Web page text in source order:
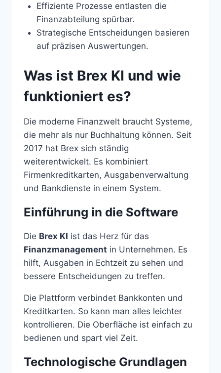
Effiziente Prozesse entlasten die
Finanzabteilung spürbar.
Strategische Entscheidungen basieren
auf präzisen Auswertungen.
Was ist Brex KI und wie
funktioniert es?
Die moderne Finanzwelt braucht Systeme,
die mehr als nur Buchhaltung können. Seit
2017 hat Brex sich ständig
weiterentwickelt. Es kombiniert
Firmenkreditkarten, Ausgabenverwaltung
und Bankdienste in einem System.
Einführung in die Software
Die Brex KI ist das Herz für das
Finanzmanagement in Unternehmen. Es
hilft, Ausgaben in Echtzeit zu sehen und
bessere Entscheidungen zu treffen.
Die Plattform verbindet Bankkonten und
Kreditkarten. So kann man alles leichter
kontrollieren. Die Oberfläche ist einfach zu
bedienen und spart viel Zeit.
Technologische Grundlagen